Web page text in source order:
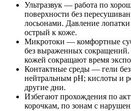
Ультразвук — работа по
поверхности без
лосьонами. Давление
острый к коже.
Микротоки — комфортные
без выраженных сокращений.
кожей сокращают время
Контактные среды — гели
нейтральным pH; кислоты и
другие дни.
Избегают прохождения по
корочкам, по зонам с